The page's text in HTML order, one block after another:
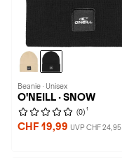
Beanie · Unisex
O'NEILL · SNOW
(0) 1
CHF 19,99 UVP CHF 24,95